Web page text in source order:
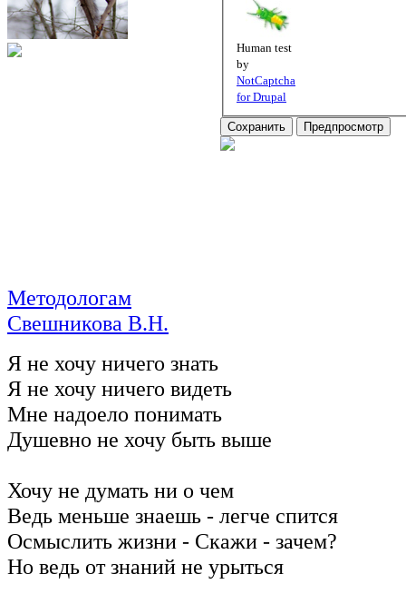
Human test
by
NotCaptcha
for Drupal
Методологам
Свешникова В.Н.
Я не хочу ничего знать
Я не хочу ничего видеть
Мне надоело понимать
Душевно не хочу быть выше
Хочу не думать ни о чем
Ведь меньше знаешь - легче спится
Осмыслить жизни - Скажи - зачем?
Но ведь от знаний не урыться